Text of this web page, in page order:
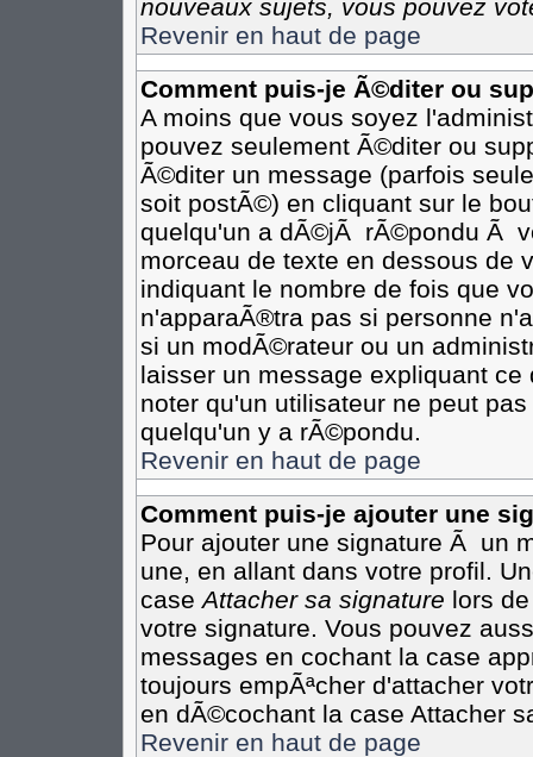
nouveaux sujets, vous pouvez
Revenir en haut de page
Comment puis-je Ã©diter ou
A moins que vous soyez
pouvez seulement Ã©diter ou
Ã©diter un message (parfois
soit postÃ©) en cliquant sur le
quelqu'un a dÃ©jÃ rÃ©pondu Ã
morceau de texte en dessous de
indiquant le nombre de fois que
n'apparaÃ®tra pas si personne
si un modÃ©rateur ou un
laisser un message expliquant
noter qu'un utilisateur ne peut
quelqu'un y a rÃ©pondu.
Revenir en haut de page
Comment puis-je ajouter une
Pour ajouter une signature Ã un
une, en allant dans votre profil.
caseAttacher sa signature lors
votre signature. Vous pouvez
messages en cochant la case
toujours empÃªcher d'attacher
en dÃ©cochant la case Attacher
Revenir en haut de page